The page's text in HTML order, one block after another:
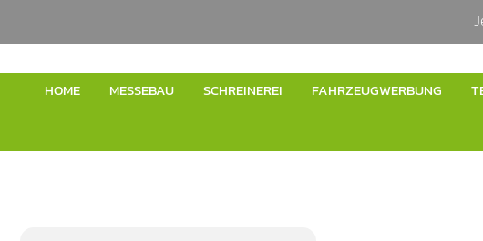
HOME MESSEBAU SCHREINEREI FAHRZEUGWERBUNG